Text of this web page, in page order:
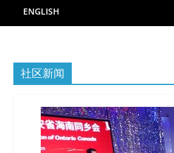
ENGLISH
社区新闻